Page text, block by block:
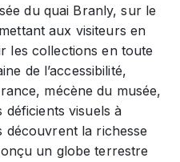
du quai Branly, sur le
aux visiteurs en
les collections en toute
de l’accessibilité,
mécène du musée,
déficients visuels à
découvrent la richesse
un globe terrestre